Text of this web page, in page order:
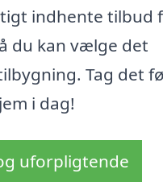
indhente tilbud
du kan vælge det
Tag det
i dag!
uforpligtende